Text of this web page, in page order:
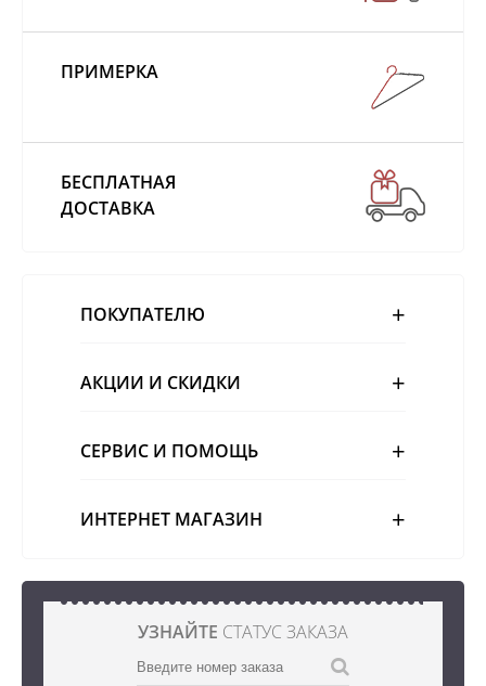
ПРИМЕРКА
БЕСПЛАТНАЯ
ДОСТАВКА
ПОКУПАТЕЛЮ
АКЦИИ И СКИДКИ
СЕРВИС И ПОМОЩЬ
ИНТЕРНЕТ МАГАЗИН
УЗНАЙТЕ СТАТУС ЗАКАЗА